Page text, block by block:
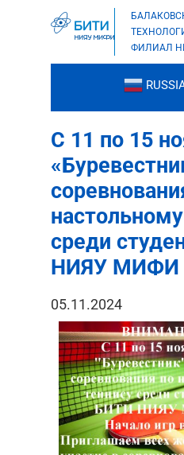
ФИЛИАЛ
С 11 по 15
среди
НИЯУ МИФИ
05.11.2024